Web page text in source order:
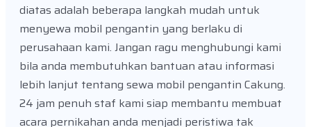
diatas adalah beberapa langkah mudah untuk
menyewa mobil pengantin yang berlaku di
perusahaan kami. Jangan ragu menghubungi kami
bila anda membutuhkan bantuan atau informasi
lebih lanjut tentang sewa mobil pengantin Cakung.
24 jam penuh staf kami siap membantu membuat
acara pernikahan anda menjadi peristiwa tak